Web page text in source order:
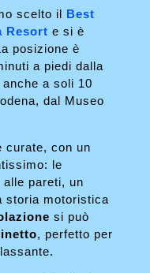
scelto il Best
Resort e si è
posizione è
a piedi dalla
a soli 10
dal Museo
curate, con un
le
alle pareti, un
storia motoristica
si può
, perfetto per